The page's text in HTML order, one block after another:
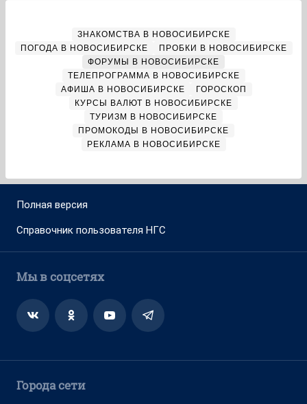
ЗНАКОМСТВА В НОВОСИБИРСКЕ
ПОГОДА В НОВОСИБИРСКЕ
ПРОБКИ В НОВОСИБИРСКЕ
ФОРУМЫ В НОВОСИБИРСКЕ
ТЕЛЕПРОГРАММА В НОВОСИБИРСКЕ
АФИША В НОВОСИБИРСКЕ
ГОРОСКОП
КУРСЫ ВАЛЮТ В НОВОСИБИРСКЕ
ТУРИЗМ В НОВОСИБИРСКЕ
ПРОМОКОДЫ В НОВОСИБИРСКЕ
РЕКЛАМА В НОВОСИБИРСКЕ
Полная версия
Справочник пользователя НГС
Мы в соцсетях
Города сети